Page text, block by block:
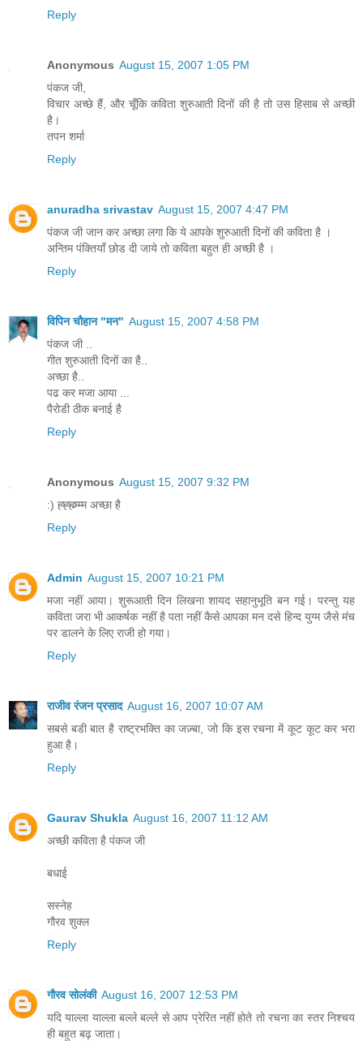
Reply
Anonymous August 15, 2007 1:05 PM
पंकज जी,
विचार अच्छे हैं, और चूँकि कविता शुरुआती दिनों की है तो उस हिसाब से अच्छी
है।
तपन शर्मा
Reply
anuradha srivastav August 15, 2007 4:47 PM
पंकज जी जान कर अच्छा लगा कि ये आपके शुरुआती दिनों की कविता है ।
अन्तिम पंक्तियाँ छोड दी जाये तो कविता बहुत ही अच्छी है ।
Reply
विपिन चौहान "मन" August 15, 2007 4:58 PM
पंकज जी ..
गीत शुरुआती दिनों का है..
अच्छा है..
पढ कर मजा आया ...
पैरोडी ठीक बनाई है
Reply
Anonymous August 15, 2007 9:32 PM
:) ह्ह्ह्म्म्म्म अच्छा है
Reply
Admin August 15, 2007 10:21 PM
मजा नहीं आया। शुरूआती दिन लिखना शायद सहानुभूति बन गई। परन्तु यह
कविता जरा भी आकर्षक नहीं है पता नहीं कैसे आपका मन दसे हिन्द युग्म जैसे मंच
पर डालने के लिए राजी हो गया।
Reply
राजीव रंजन प्रसाद August 16, 2007 10:07 AM
सबसे बडी बात है राष्ट्रभक्ति का जज़्बा, जो कि इस रचना में कूट कूट कर भरा
हुआ है।
Reply
Gaurav Shukla August 16, 2007 11:12 AM
अच्छी कविता है पंकज जी
बधाई
सस्नेह
गौरव शुक्ल
Reply
गौरव सोलंकी August 16, 2007 12:53 PM
यदि याल्ला याल्ला बल्ले बल्ले से आप प्रेरित नहीं होते तो रचना का स्तर निश्चय
ही बहुत बढ़ जाता।